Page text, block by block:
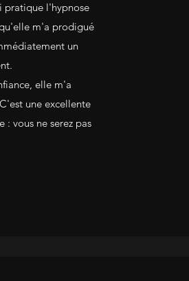
pratique l'hypnose
m'a prodigué
un
elle m'a
une excellente
: vous ne serez pas